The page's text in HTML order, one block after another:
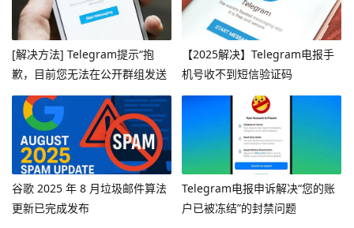
[解决方法] Telegram提示“抱
歉，目前您无法在公开群组发送
消息”
【2025解决】Telegram电报手
机号收不到短信验证码
谷歌 2025 年 8 月垃圾邮件算法
更新已完成发布
Telegram电报申诉解决“您的账
户已被冻结”的封禁问题